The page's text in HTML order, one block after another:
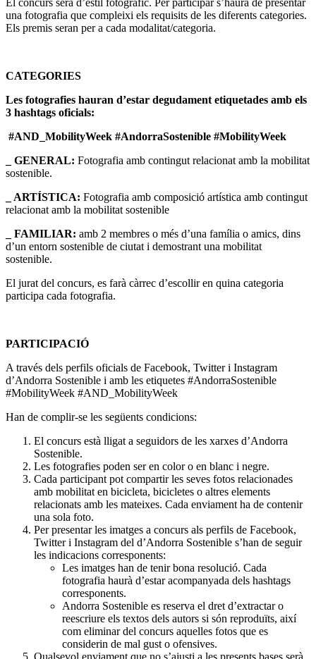
El concurs serà d’estil fotogràfic. Per participar s’haurà de presentar
una fotografia que compleixi els requisits de les diferents categories.
Els premis seran per a cada modalitat/categoria.
CATEGORIES
Les fotografies hauran d’estar degudament etiquetades amb els
3 hashtags oficials:
#AND_MobilityWeek #AndorraSostenible #MobilityWeek
_ GENERAL: Fotografia amb contingut relacionat amb la mobilitat
sostenible.
_ ARTÍSTICA: Fotografia amb composició artística amb contingut
relacionat amb la mobilitat sostenible
_ FAMILIAR: amb 2 membres o més d’una família o amics, dins
d’un entorn sostenible de ciutat i demostrant una mobilitat
sostenible.
El jurat del concurs, es farà càrrec d’escollir en quina categoria
participa cada fotografia.
PARTICIPACIÓ
A través dels perfils oficials de Facebook, Twitter i Instagram
d’Andorra Sostenible i amb les etiquetes #AndorraSostenible
#MobilityWeek #AND_MobilityWeek
Han de complir-se les següents condicions:
El concurs està lligat a seguidors de les xarxes d’Andorra
Sostenible.
Les fotografies poden ser en color o en blanc i negre.
Cada participant pot compartir les seves fotos relacionades
amb mobilitat en bicicleta, bicicletes o altres elements
relacionats amb les mateixes. Cada enviament ha de contenir
una sola foto.
Per presentar les imatges a concurs als perfils de Facebook,
Twitter i Instagram del d’Andorra Sostenible s’han de seguir
les indicacions corresponents:
Les imatges han de tenir bona resolució. Cada
fotografia haurà d’estar acompanyada dels hashtags
corresponents.
Andorra Sostenible es reserva el dret d’extractar o
reescriure els textos dels autors si són reproduïts, així
com eliminar del concurs aquelles fotos que es
considerin de mal gust o ofensives.